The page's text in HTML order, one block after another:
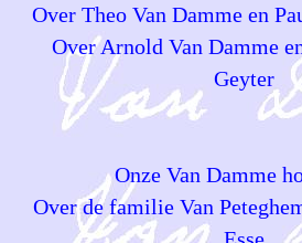
Over Theo Van Damme en
Over Arnold Van Damme
Geyter
Onze Van Damme
Over de familie Van
Esse